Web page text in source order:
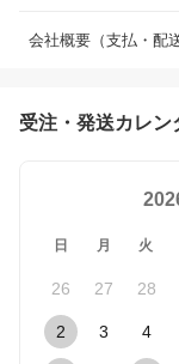
会社概要（支払・配
受注・発送カレン
日 月 火
26 27 28
2 3 4